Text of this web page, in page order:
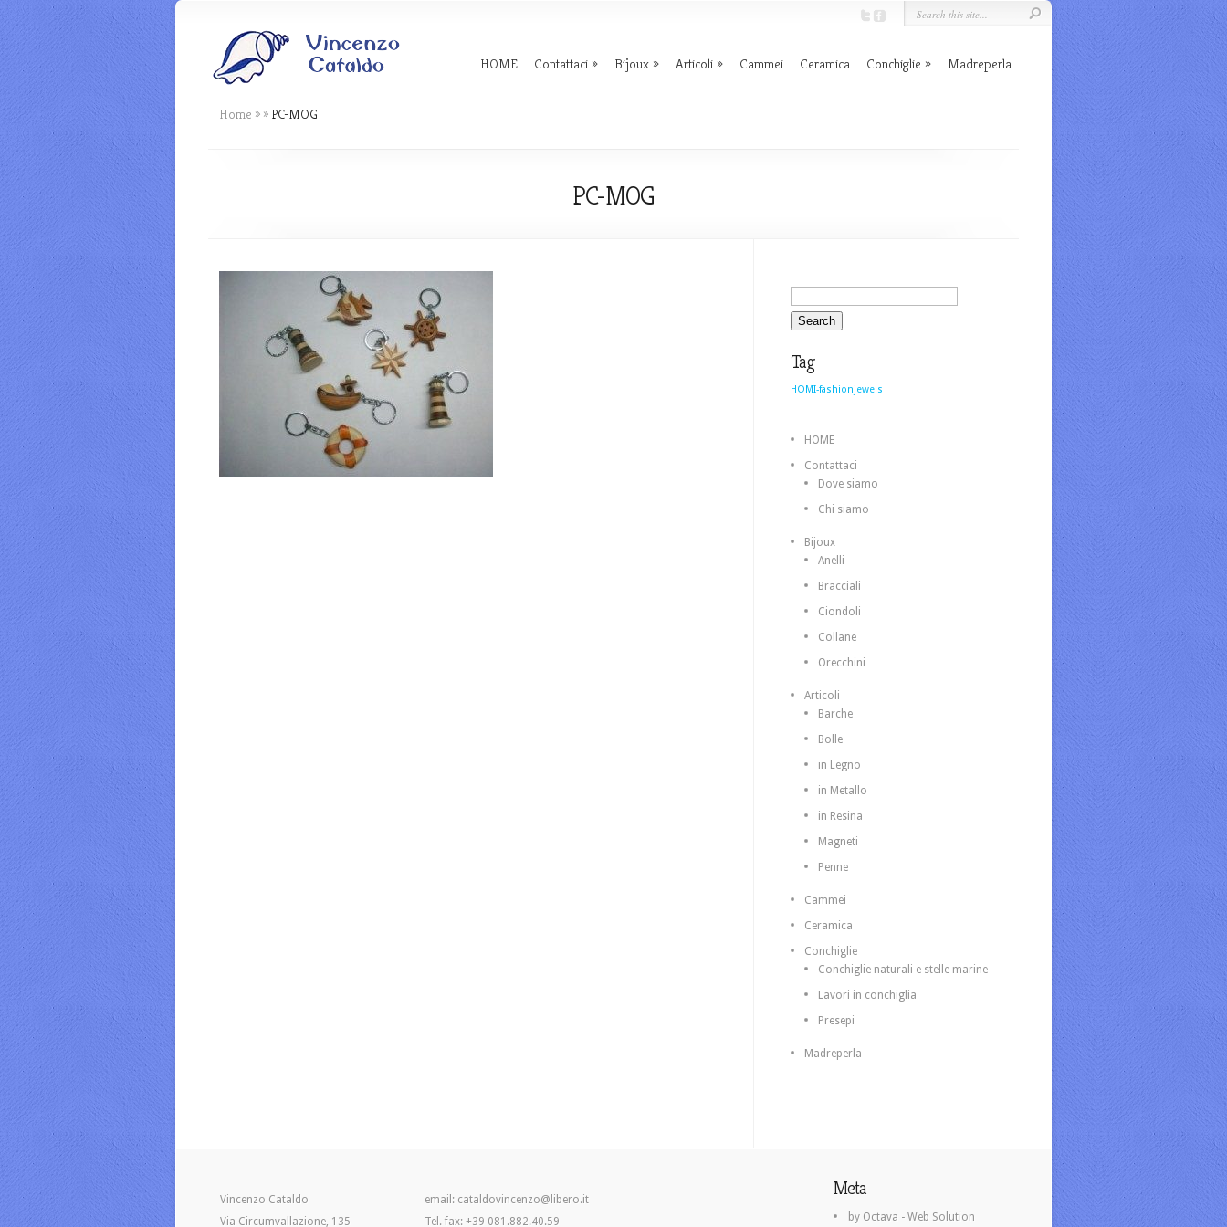
HOME Contattaci Bijoux Articoli Cammei Ceramica Conchiglie Madreperla
Home » » PC-MOG
PC-MOG
Tag
HOMI-fashionjewels
HOME
Contattaci
Dove siamo
Chi siamo
Bijoux
Anelli
Bracciali
Ciondoli
Collane
Orecchini
Articoli
Barche
Bolle
in Legno
in Metallo
in Resina
Magneti
Penne
Cammei
Ceramica
Conchiglie
Conchiglie naturali e stelle marine
Lavori in conchiglia
Presepi
Madreperla
Vincenzo Cataldo
Via Circumvallazione, 135
email: cataldovincenzo@libero.it
Tel. fax: +39 081.882.40.59
Meta
by Octava - Web Solution